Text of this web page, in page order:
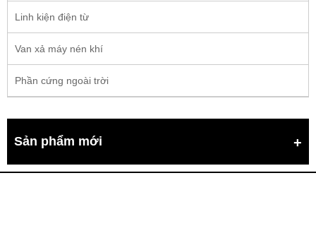
Linh kiện điện từ
Van xả máy nén khí
Phần cứng ngoài trời
Sản phẩm mới